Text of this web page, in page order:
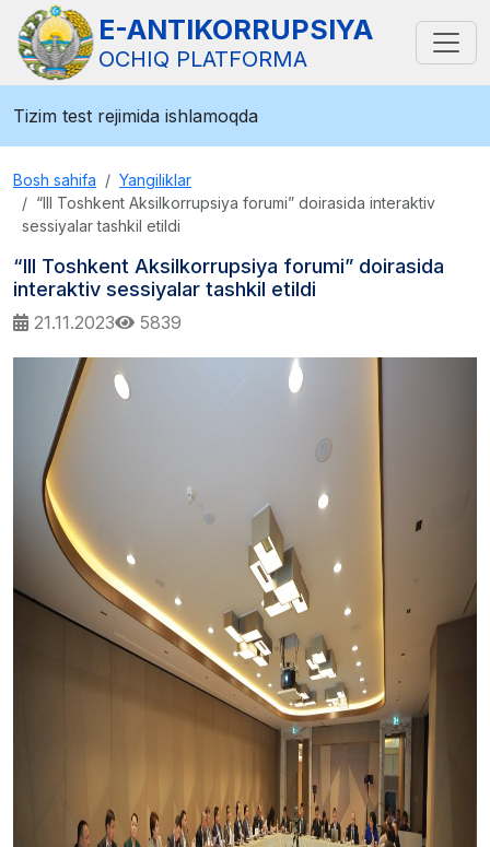
E-ANTIKORRUPSIYA
OCHIQ PLATFORMA
Tizim test rejimida ishlamoqda
Bosh sahifa
Yangiliklar
“III Toshkent Aksilkorrupsiya forumi” doirasida interaktiv
sessiyalar tashkil etildi
“III Toshkent Aksilkorrupsiya forumi” doirasida
interaktiv sessiyalar tashkil etildi
21.11.2023 5839